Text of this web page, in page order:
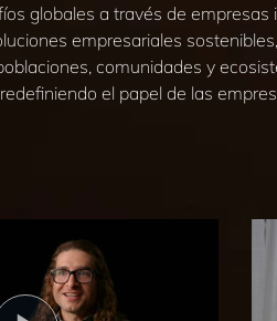
globales a través de
empresariales
comunidades y
el papel de las